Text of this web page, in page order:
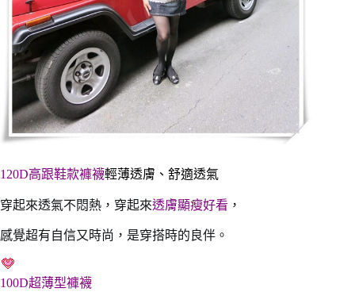
120D高跟鞋款褲襪輕薄透膚、舒適透氣
穿起來透氣不悶熱，穿起來透膚顯瘦好看 ，
感覺超有自信又時尚，是穿搭時的良伴。
100D超薄型褲襪